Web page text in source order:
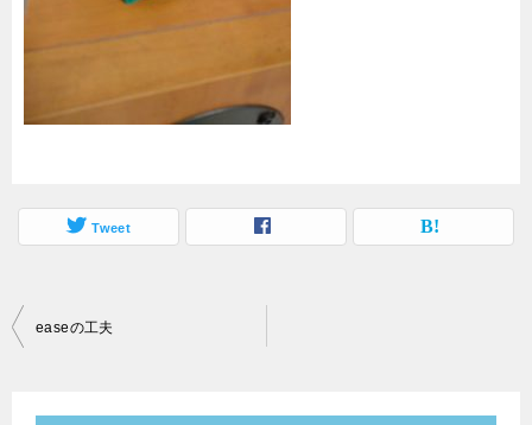
Tweet
投
ナ
easeの工夫